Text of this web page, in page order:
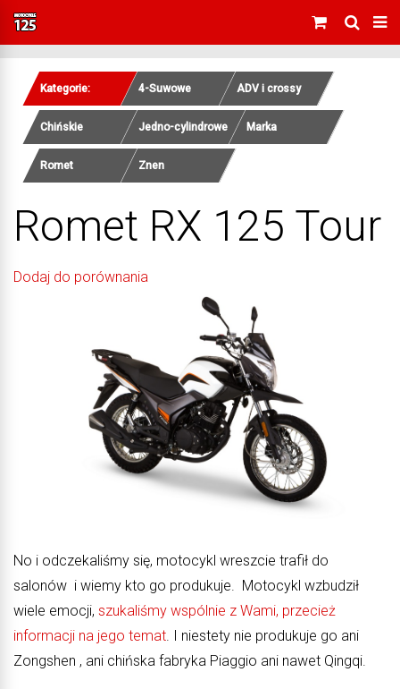
Kategorie: 4-Suwowe ADV i crossy
Chińskie Jedno-cylindrowe Marka
Romet Znen
Romet RX 125 Tour
Dodaj do porównania
No i odczekaliśmy się, motocykl wreszcie trafił do
salonów i wiemy kto go produkuje. Motocykl wzbudził
wiele emocji, szukaliśmy wspólnie z Wami, przecież
informacji na jego temat . I niestety nie produkuje go ani
Zongshen , ani chińska fabryka Piaggio ani nawet Qingqi.